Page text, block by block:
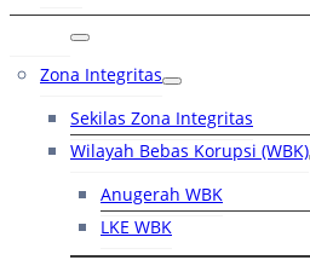
Zona Integritas
Sekilas Zona Integritas
Wilayah Bebas Korupsi (WBK)
Anugerah WBK
LKE WBK